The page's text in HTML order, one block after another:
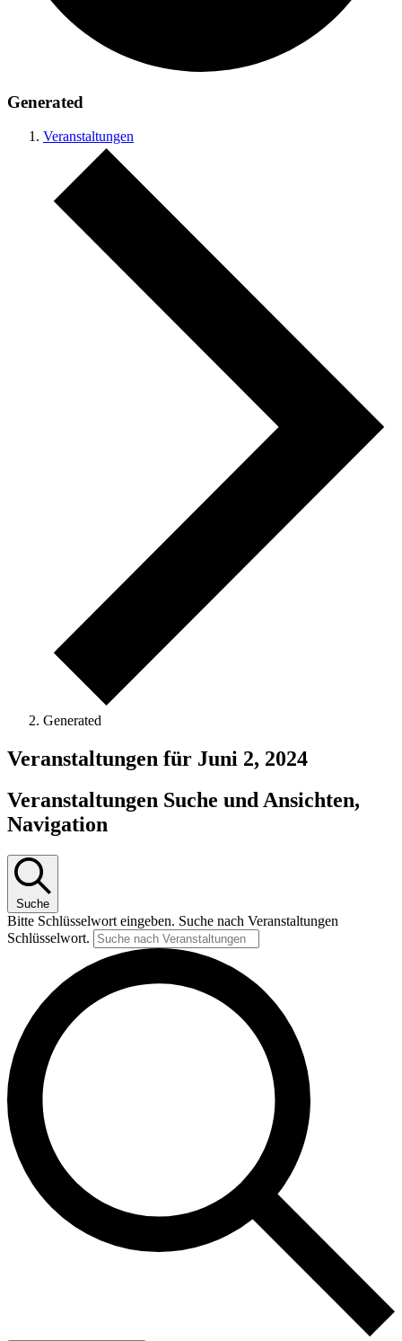
Generated
Veranstaltungen
Generated
Veranstaltungen für Juni 2, 2024
Veranstaltungen Suche und Ansichten,
Navigation
Suche
Bitte Schlüsselwort eingeben. Suche nach Veranstaltungen
Schlüsselwort.